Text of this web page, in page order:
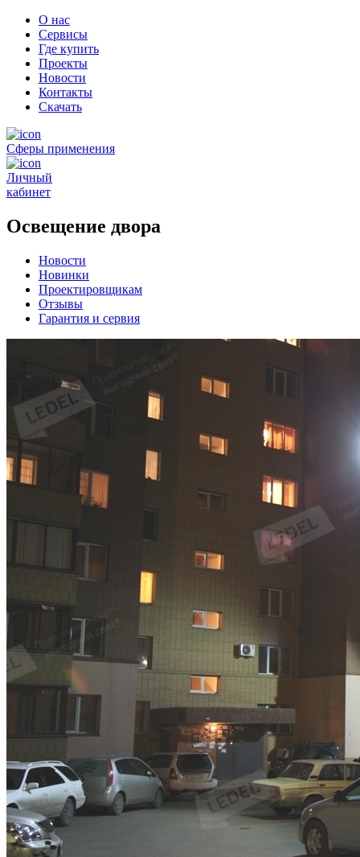
О нас
Сервисы
Где купить
Проекты
Новости
Контакты
Скачать
Сферы применения
Личный
кабинет
Освещение двора
Новости
Новинки
Проектировщикам
Отзывы
Гарантия и сервия